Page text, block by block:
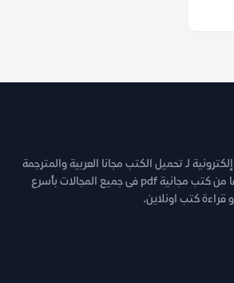
لـ تحميل الكتب مجانا العربية والمترجمة
والروايات والقصص وغيرها من كتب مجانية pdf فى جميع المجالات بأسرع
قراءة كتب اونلاين.